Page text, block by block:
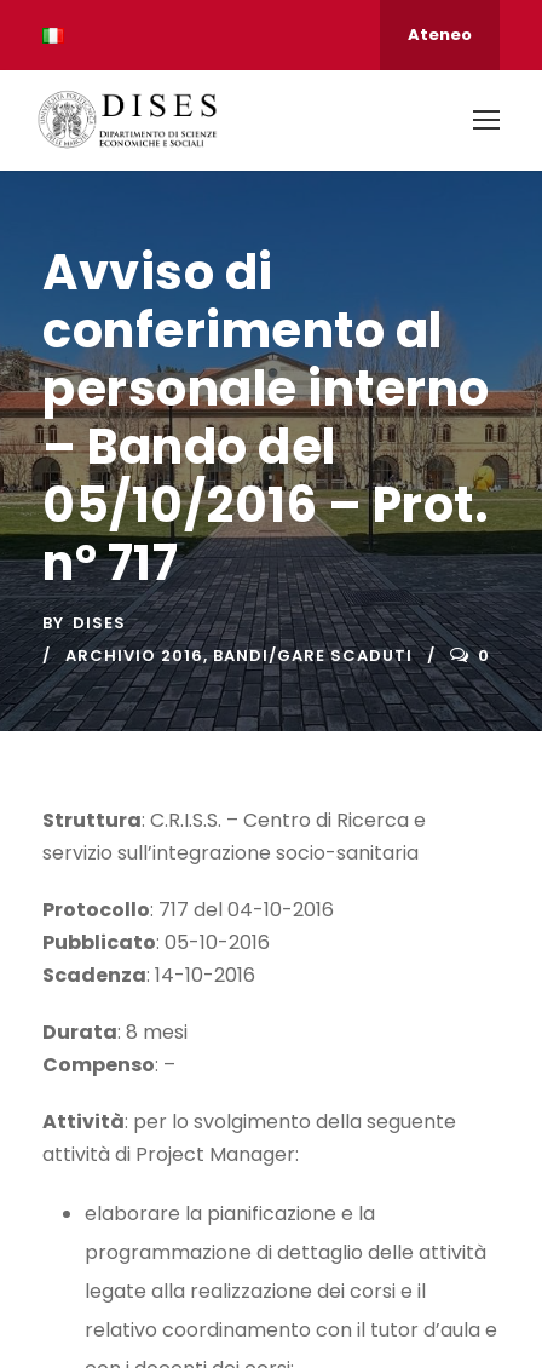
Ateneo
Avviso di
conferimento al
personale interno
– Bando del
05/10/2016 – Prot.
n° 717
BY DISES
ARCHIVIO 2016, BANDI/GARE SCADUTI 0
Struttura: C.R.I.S.S. – Centro di Ricerca e
servizio sull’integrazione socio-sanitaria
Protocollo: 717 del 04-10-2016
Pubblicato: 05-10-2016
Scadenza: 14-10-2016
Durata: 8 mesi
Compenso: –
Attività: per lo svolgimento della seguente
attività di Project Manager:
elaborare la pianificazione e la
programmazione di dettaglio delle attività
legate alla realizzazione dei corsi e il
relativo coordinamento con il tutor d’aula e